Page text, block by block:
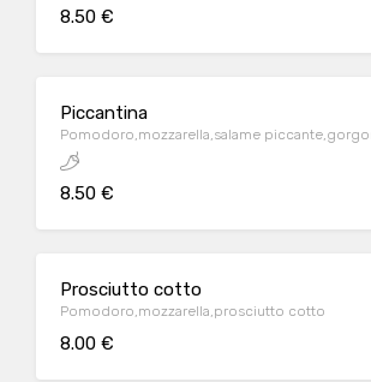
8.50 €
Piccantina
Pomodoro,mozzarella,salame
8.50 €
Prosciutto cotto
Pomodoro,mozzarella,prosciutto cotto
8.00 €